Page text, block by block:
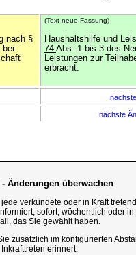
nach §
bei
(Text neue Fassung)
Haushaltshilfe und
74 Abs. 1 bis 3 des
Leistungen zur
erbracht.
nächste
- Änderungen überwachen
verkündete oder in Kraft
sofort, wöchentlich oder in
das Sie gewählt haben.
zusätzlich im konfigurierten
Inkrafttreten erinnert.